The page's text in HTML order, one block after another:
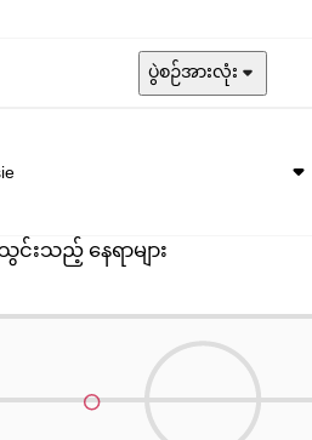
ပွဲစဉ်အားလုံး
သည့် နေရာများ